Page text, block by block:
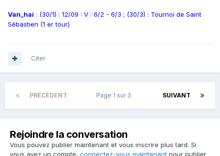
Van_hai : (30/1) : 12/09 : V : 6/2 - 6/3 ; (30/3) : Tournoi de Saint
Sébastien (1 er tour)
Citer
PRÉCÉDENT SUIVANT
Page 1 sur 3
Rejoindre la conversation
Vous pouvez publier maintenant et vous inscrire plus tard. Si
vous avez un compte, connectez-vous maintenant pour publier